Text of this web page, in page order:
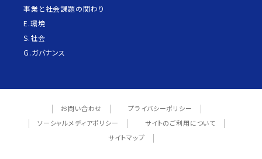
事業と社会課題の関わり
E.環境
S.社会
G.ガバナンス
お問い合わせ
プライバシーポリシー
ソーシャルメディアポリシー
サイトのご利用について
サイトマップ